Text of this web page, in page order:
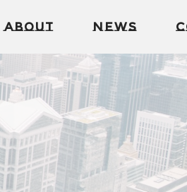
About News